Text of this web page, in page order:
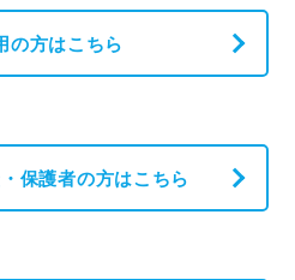
の方はこちら
保護者の方はこちら